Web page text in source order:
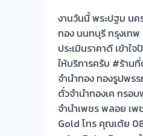
ตั๋ว
จำนำ
ทอง
ยินดี
บริการ
ประเมิน
หน้า
ตั๋ว
เปลี่ยน
ตั๋ว
จำนำ
เป็น
เงินสด
ก้อน
โต
กัน
งานวันนี้ พระปฐม น
ทอง นนทบุรี กรุงเท
ประเมินราคาดี เข้า
ให้บริการครับ #ร้าน
จำนำทอง ทองรูปพร
ตั๋วจำนำทองเค กรอ
จำนำเพชร พลอย เพ
Gold โทร คุณเต้ย